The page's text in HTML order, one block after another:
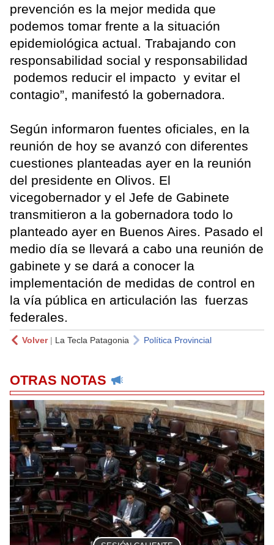
prevención es la mejor medida que
podemos tomar frente a la situación
epidemiológica actual. Trabajando con
responsabilidad social y responsabilidad
podemos reducir el impacto y evitar el
contagio”, manifestó la gobernadora.
Según informaron fuentes oficiales, en la
reunión de hoy se avanzó con diferentes
cuestiones planteadas ayer en la reunión
del presidente en Olivos. El
vicegobernador y el Jefe de Gabinete
transmitieron a la gobernadora todo lo
planteado ayer en Buenos Aires. Pasado el
medio día se llevará a cabo una reunión de
gabinete y se dará a conocer la
implementación de medidas de control en
la vía pública en articulación las fuerzas
federales.
Volver| La Tecla Patagonia Política Provincial
OTRAS NOTAS